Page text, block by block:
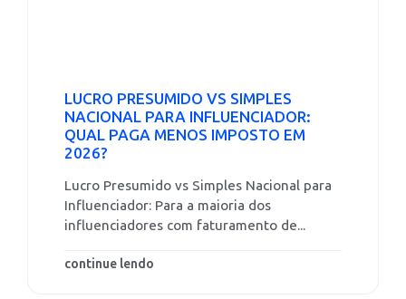
LUCRO PRESUMIDO VS SIMPLES
NACIONAL PARA INFLUENCIADOR:
QUAL PAGA MENOS IMPOSTO EM
2026?
Lucro Presumido vs Simples Nacional para
Influenciador: Para a maioria dos
influenciadores com faturamento de...
continue lendo